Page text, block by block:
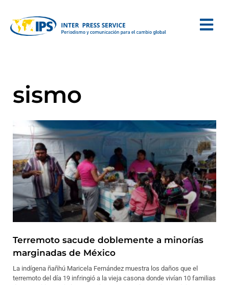
sismo
Terremoto sacude doblemente a minorías
marginadas de México
La indígena ñañhú Maricela Fernández muestra los daños que el
terremoto del día 19 infringió a la vieja casona donde vivían 10 familias